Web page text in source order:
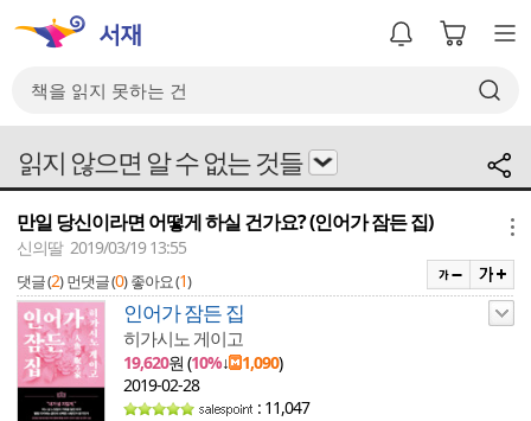
읽지 않으면 알 수 없는 것들
만일 당신이라면 어떻게 하실 건가요? (인어가 잠든 집)
신의딸 2019/03/19 13:55
댓글 (2) 먼댓글 (0) 좋아요 (1)
인어가 잠든 집
히가시노 게이고
19,620원 (10%↓ 1,090)
2019-02-28
: 11,047